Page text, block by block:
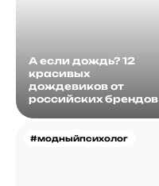
А если дождь? 12
красивых
дождевиков от
российских брендов
#модныйпсихолог